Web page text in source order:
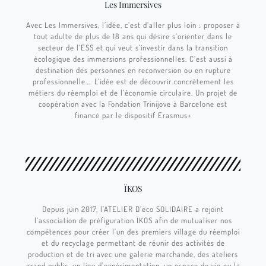
Les Immersives
Avec Les Immersives, l’idée, c’est d’aller plus loin : proposer à
tout adulte de plus de 18 ans qui désire s’orienter dans le
secteur de l’ESS et qui veut s’investir dans la transition
écologique des immersions professionnelles. C’est aussi à
destination des personnes en reconversion ou en rupture
professionnelle…. L’idée est de découvrir concrètement les
métiers du réemploi et de l’économie circulaire. Un projet de
coopération avec la Fondation Trinijove à Barcelone est
financé par le dispositif Erasmus+
ÏKOS
Depuis juin 2017, l’ATELIER D’éco SOLIDAIRE a rejoint
l‘association de préfiguration ÏKOS afin de mutualiser nos
compétences pour créer l'un des premiers village du réemploi
et du recyclage permettant de réunir des activités de
production et de tri avec une galerie marchande, des ateliers